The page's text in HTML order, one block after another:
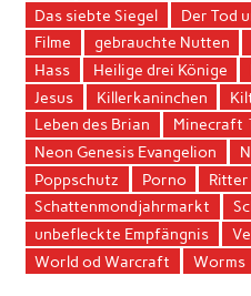
Das siebte Siegel
Der Tod
Filme
gebrauchte Nutten
Hass
Heilige drei Könige
Jesus
Killerkaninchen
Leben des Brian
Minecraft
Neon Genesis Evangelion
Poppschutz
Porno
Schattenmondjahrmarkt
unbefleckte Empfängnis
World od Warcraft
Worms